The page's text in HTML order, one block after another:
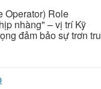
Operator) Role
nhàng" – vị trí Kỹ
đảm bảo sự trơn tru